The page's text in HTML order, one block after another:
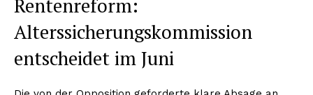
Rentenreform:
Alterssicherungskommission
entscheidet im Juni